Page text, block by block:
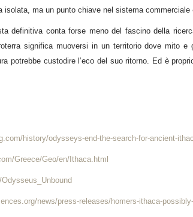
isolata, ma un punto chiave nel sistema commerciale
definitiva conta forse meno del fascino della
significa muoversi in un territorio dove mito
potrebbe custodire l’eco del suo ritorno. Ed è
history/odysseys-end-the-search-for-ancient-
Greece/Geo/en/Ithaca.html
news/press-releases/homers-ithaca-